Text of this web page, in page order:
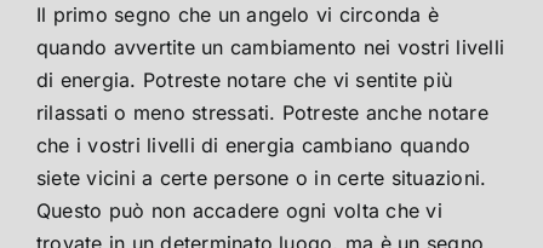
Il primo segno che un angelo vi circonda è
quando avvertite un cambiamento nei vostri livelli
di energia. Potreste notare che vi sentite più
rilassati o meno stressati. Potreste anche notare
che i vostri livelli di energia cambiano quando
siete vicini a certe persone o in certe situazioni.
Questo può non accadere ogni volta che vi
trovate in un determinato luogo, ma è un segno